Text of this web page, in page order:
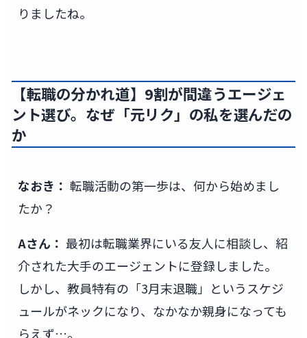
りましたね。
【転職の分かれ道】9割が間違うエージェ
ント選び。なぜ「元リク」の私を選んだの
か
なおき： 転職活動の第一歩は、何から始めまし
たか？
Aさん： 最初は転職業界にいる友人に相談し、紹
介された大手のエージェントに登録しました。
しかし、教員特有の「3月末退職」というスケジ
ュールがネックになり、なかなか親身になっても
らえず…。